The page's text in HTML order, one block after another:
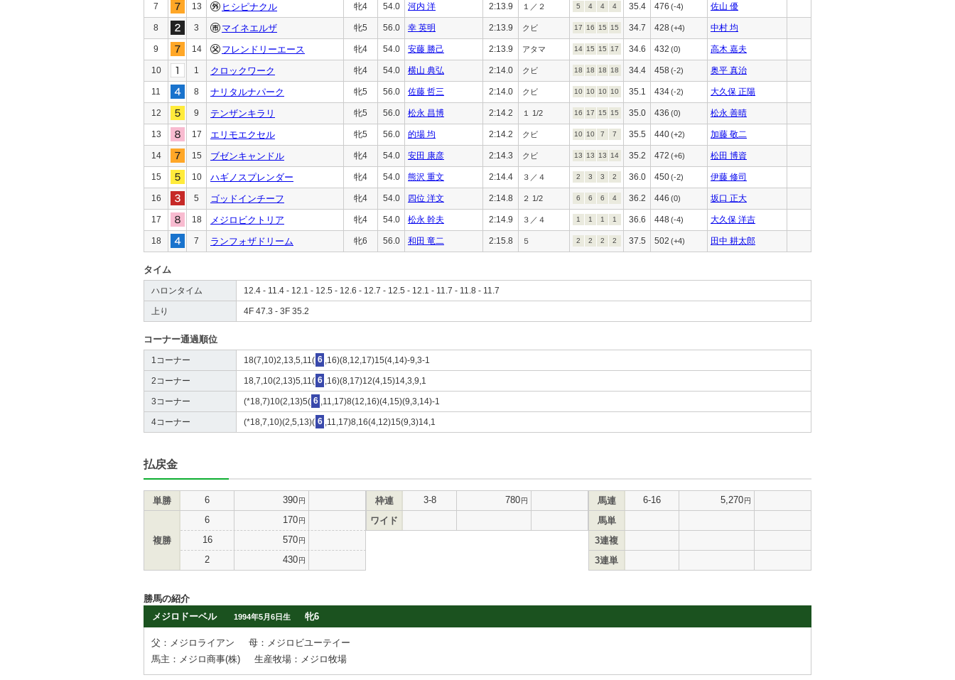
7 13 ヒシピナクル 牝4 54.0 河内 洋 2:13.9 １／２ 5 4 4 4 35.4 476 (-4) 佐山 優
8 3 マイネエルザ 牝5 56.0 幸 英明 2:13.9 クビ 17 16 15 15 34.7 428 (+4) 中村 均
9 14 フレンドリーエース 牝4 54.0 安藤 勝己 2:13.9 アタマ 14 15 15 17 34.6 432 (0) 高木 嘉夫
10 1 クロックワーク 牝4 54.0 横山 典弘 2:14.0 クビ 18 18 18 18 34.4 458 (-2) 奥平 真治
11 8 ナリタルナパーク 牝5 56.0 佐藤 哲三 2:14.0 クビ 10 10 10 10 35.1 434(-2) 大久保 正陽
12 9 テンザンキラリ 牝5 56.0 松永 昌博 2:14.2 １ 1/2 16 17 15 15 35.0 436 (0) 松永 善晴
13 17 エリモエクセル 牝5 56.0 的場 均 2:14.2 クビ 10 10 7 7 35.5 440(+2) 加藤 敬二
14 15 ブゼンキャンドル 牝4 54.0 安田 康彦 2:14.3 クビ 13 13 13 14 35.2 472 (+6) 松田 博資
15 10 ハギノスプレンダー 牝4 54.0 熊沢 重文 2:14.4 ３／４ 2 3 3 2 36.0 450(-2) 伊藤 修司
16 5 ゴッドインチーフ 牝4 54.0 四位 洋文 2:14.8 ２ 1/2 6 6 6 4 36.2 446 (0) 坂口 正大
17 18 メジロビクトリア 牝4 54.0 松永 幹夫 2:14.9 ３／４ 1 1 1 1 36.6 448(-4) 大久保 洋吉
18 7 ランフォザドリーム 牝6 56.0 和田 竜二 2:15.8 ５ 2 2 2 2 37.5 502 (+4) 田中 耕太郎
タイム
ハロンタイム 12.4 - 11.4 - 12.1 - 12.5 - 12.6 - 12.7 - 12.5 - 12.1 - 11.7 - 11.8 - 11.7
上り 4F 47.3 - 3F 35.2
コーナー通過順位
1コーナー 18(7,10)2,13,5,11( 6 ,16)(8,12,17)15(4,14)-9,3-1
2コーナー 18,7,10(2,13)5,11( 6 ,16)(8,17)12(4,15)14,3,9,1
3コーナー (*18,7)10(2,13)5( 6 ,11,17)8(12,16)(4,15)(9,3,14)-1
4コーナー (*18,7,10)(2,5,13)( 6 ,11,17)8,16(4,12)15(9,3)14,1
払戻金
単勝 6 390円
複勝
6 170円
16 570円
2 430円
枠連 3-8 780円
ワイド
馬連 6-16 5,270円
馬単
3連複
3連単
勝馬の紹介
メジロドーベル
1994年5月6日生 牝6
父：メジロライアン
母：メジロビユーテイー
馬主：メジロ商事(株)
生産牧場：メジロ牧場